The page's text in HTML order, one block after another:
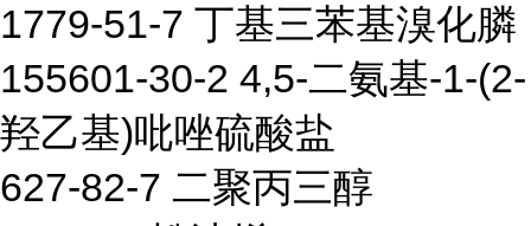
1779-51-7 丁基三苯基溴化膦
155601-30-2 4,5-二氨基-1-(2-
羟乙基)吡唑硫酸盐
627-82-7 二聚丙三醇